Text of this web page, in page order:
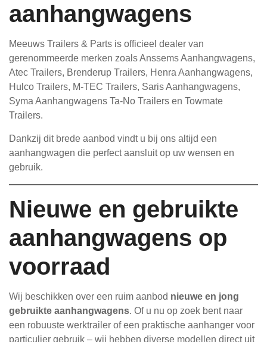
aanhangwagens
Meeuws Trailers & Parts is officieel dealer van
gerenommeerde merken zoals Anssems Aanhangwagens,
Atec Trailers, Brenderup Trailers, Henra Aanhangwagens,
Hulco Trailers, M-TEC Trailers, Saris Aanhangwagens,
Syma Aanhangwagens Ta-No Trailers en Towmate
Trailers.
Dankzij dit brede aanbod vindt u bij ons altijd een
aanhangwagen die perfect aansluit op uw wensen en
gebruik.
Nieuwe en gebruikte
aanhangwagens op
voorraad
Wij beschikken over een ruim aanbod nieuwe en jong
gebruikte aanhangwagens. Of u nu op zoek bent naar
een robuuste werktrailer of een praktische aanhanger voor
particulier gebruik – wij hebben diverse modellen direct uit